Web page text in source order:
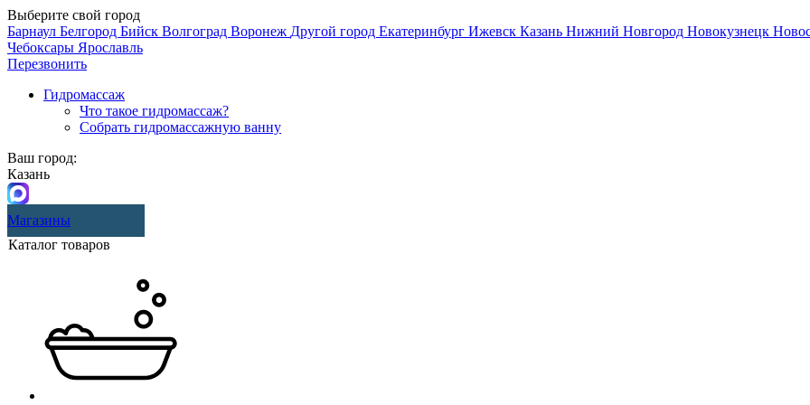
Выберите свой город
Барнаул Белгород Бийск Волгоград Воронеж Другой город Екатеринбург Ижевск Казань Нижний Новгород Новокузнецк
Чебоксары Ярославль
Перезвонить
Гидромассаж
Что такое гидромассаж?
Собрать гидромассажную ванну
Ваш город:
Казань
Магазины
Каталог товаров